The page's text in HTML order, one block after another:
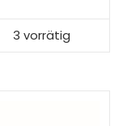
3 vorrätig